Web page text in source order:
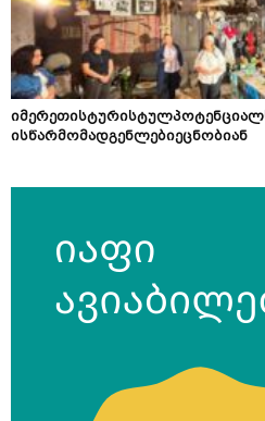
ისწარმომადგენლებიეცნობიან